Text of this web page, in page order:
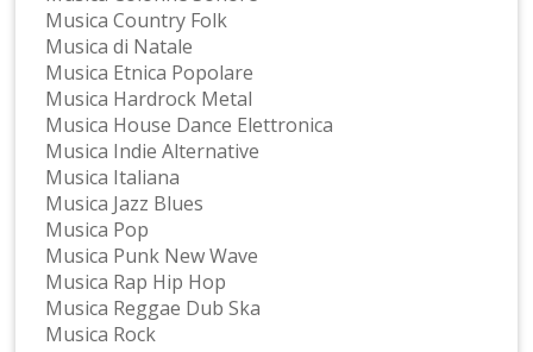
Musica Country Folk
Musica di Natale
Musica Etnica Popolare
Musica Hardrock Metal
Musica House Dance Elettronica
Musica Indie Alternative
Musica Italiana
Musica Jazz Blues
Musica Pop
Musica Punk New Wave
Musica Rap Hip Hop
Musica Reggae Dub Ska
Musica Rock